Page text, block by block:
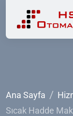
Ana Sayfa
Sıcak Hadde